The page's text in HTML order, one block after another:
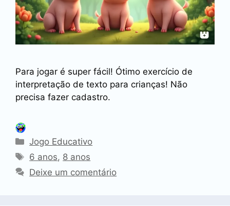
Para jogar é super fácil! Ótimo exercício de
interpretação de texto para crianças! Não
precisa fazer cadastro.
Categorias
Jogo Educativo
Tags
6 anos, 8 anos
Deixe um comentário